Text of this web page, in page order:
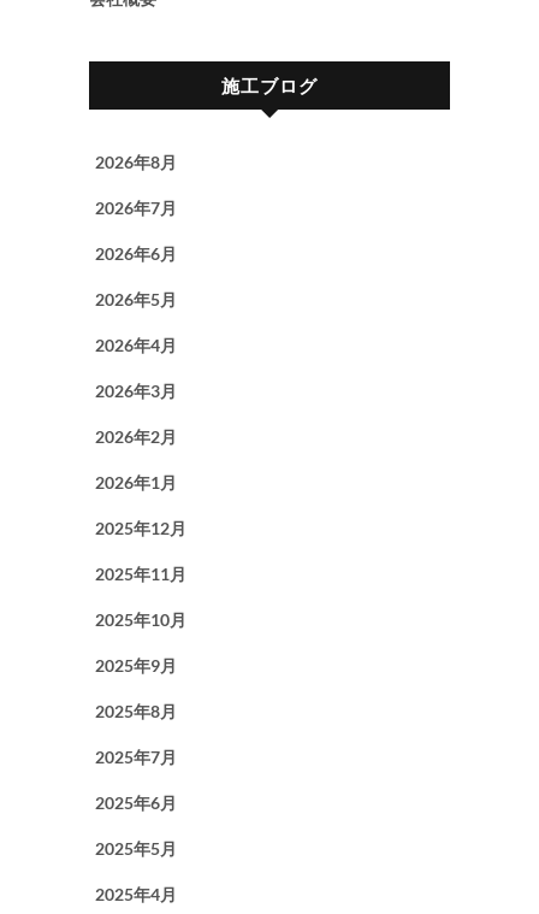
施工ブログ
2026年8月
2026年7月
2026年6月
2026年5月
2026年4月
2026年3月
2026年2月
2026年1月
2025年12月
2025年11月
2025年10月
2025年9月
2025年8月
2025年7月
2025年6月
2025年5月
2025年4月